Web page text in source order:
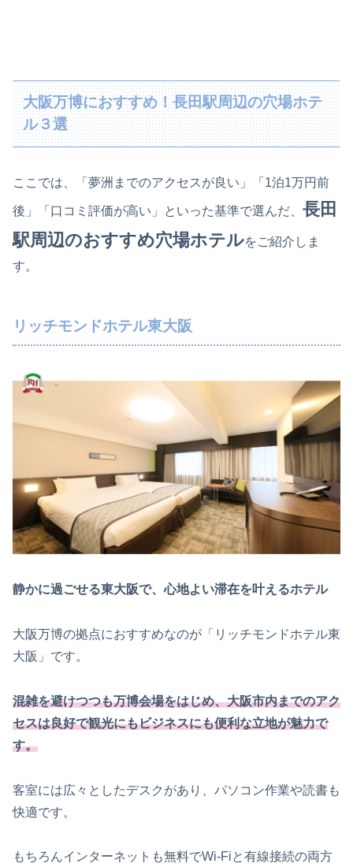
大阪万博におすすめ！長田駅周辺の穴場ホテ
ル３選
ここでは、「夢洲までのアクセスが良い」「1泊1万円前
後」「口コミ評価が高い」といった基準で選んだ、 長田
駅周辺のおすすめ穴場ホテルをご紹介しま
す。
リッチモンドホテル東大阪
静かに過ごせる東大阪で、心地よい滞在を叶えるホテル
大阪万博の拠点におすすめなのが「リッチモンドホテル東
大阪」です。
混雑を避けつつも万博会場をはじめ、大阪市内までのアク
セスは良好で観光にもビジネスにも便利な立地が魅力で
す。
客室には広々としたデスクがあり、パソコン作業や読書も
快適です。
もちろんインターネットも無料でWi-Fiと有線接続の両方